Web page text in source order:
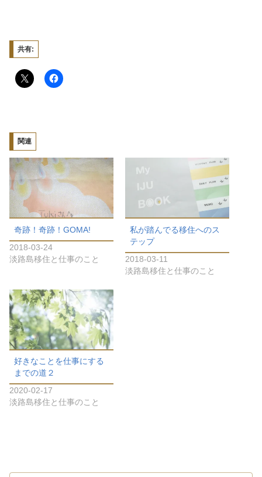
共有:
関連
奇跡！奇跡！GOMA!
2018-03-24
淡路島移住と仕事のこと
私が踏んでる移住へのス
テップ
2018-03-11
淡路島移住と仕事のこと
好きなことを仕事にする
までの道２
2020-02-17
淡路島移住と仕事のこと